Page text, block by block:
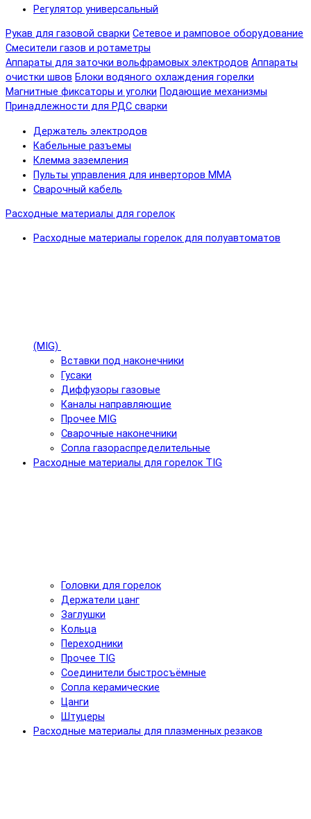
Регулятор универсальный
Рукав для газовой сварки Сетевое и рамповое оборудование
Смесители газов и ротаметры
Аппараты для заточки вольфрамовых электродов Аппараты
очистки швов Блоки водяного охлаждения горелки
Магнитные фиксаторы и уголки Подающие механизмы
Принадлежности для РДС сварки
Держатель электродов
Кабельные разъемы
Клемма заземления
Пульты управления для инверторов MMA
Сварочный кабель
Расходные материалы для горелок
Расходные материалы горелок для полуавтоматов
(MIG)
Вставки под наконечники
Гусаки
Диффузоры газовые
Каналы направляющие
Прочее MIG
Сварочные наконечники
Сопла газораспределительные
Расходные материалы для горелок TIG
Головки для горелок
Держатели цанг
Заглушки
Кольца
Переходники
Прочее TIG
Соединители быстросъёмные
Сопла керамические
Цанги
Штуцеры
Расходные материалы для плазменных резаков